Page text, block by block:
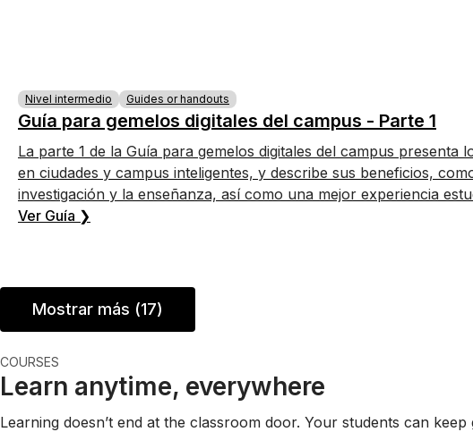
Nivel intermedio Guides or handouts
Guía para gemelos digitales del campus - Parte 1
La parte 1 de la Guía para gemelos digitales del campus
en ciudades y campus inteligentes, y describe sus beneficios,
investigación y la enseñanza, así como una mejor experiencia
Ver Guía ❯
Mostrar más (17)
COURSES
Learn anytime, everywhere
Learning doesn’t end at the classroom door. Your students can